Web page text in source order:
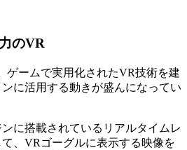
のVR
ゲームで実用化されたVR技術を建
に活用する動きが盛んになってい
に搭載されているリアルタイムレ
、VRゴーグルに表示する映像を